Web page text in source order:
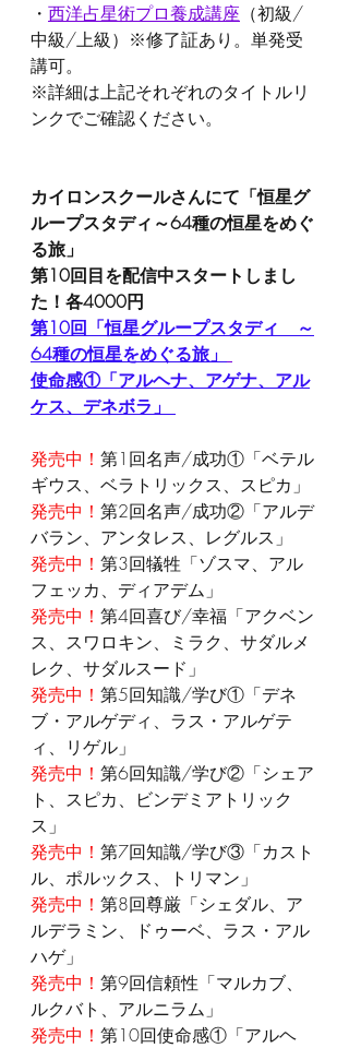
・ 西洋占星術プロ養成講座 （初級/
中級/上級）※修了証あり。単発受
講可。
※詳細は上記それぞれのタイトルリ
ンクでご確認ください。
カイロンスクールさんにて「恒星グ
ループスタディ～64種の恒星をめぐ
る旅」
第10回目を配信中スタートしまし
た！各4000円
第10回「恒星グループスタディ　～
64種の恒星をめぐる旅」
使命感①「アルヘナ、アゲナ、アル
ケス、デネボラ」
発売中！ 第1回名声/成功①「ベテル
ギウス、ベラトリックス、スピカ」
発売中！ 第2回名声/成功②「アルデ
バラン、アンタレス、レグルス」
発売中！ 第3回犠牲「ゾスマ、アル
フェッカ、ディアデム」
発売中！ 第4回喜び/幸福「アクベン
ス、スワロキン、ミラク、サダルメ
レク、サダルスード」
発売中！ 第5回知識/学び①「デネ
ブ・アルゲディ、ラス・アルゲテ
ィ、リゲル」
発売中！ 第6回知識/学び②「シェア
ト、スピカ、ビンデミアトリック
ス」
発売中！ 第7回知識/学び③「カスト
ル、ポルックス、トリマン」
発売中！ 第8回尊厳「シェダル、ア
ルデラミン、ドゥーベ、ラス・アル
ハゲ」
発売中！ 第9回信頼性「マルカブ、
ルクバト、アルニラム」
発売中！ 第10回使命感①「アルヘ